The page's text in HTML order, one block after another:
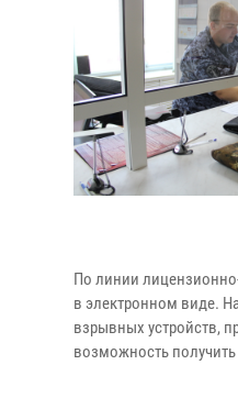
По линии
в электронном виде.
взрывных устройств,
возможность